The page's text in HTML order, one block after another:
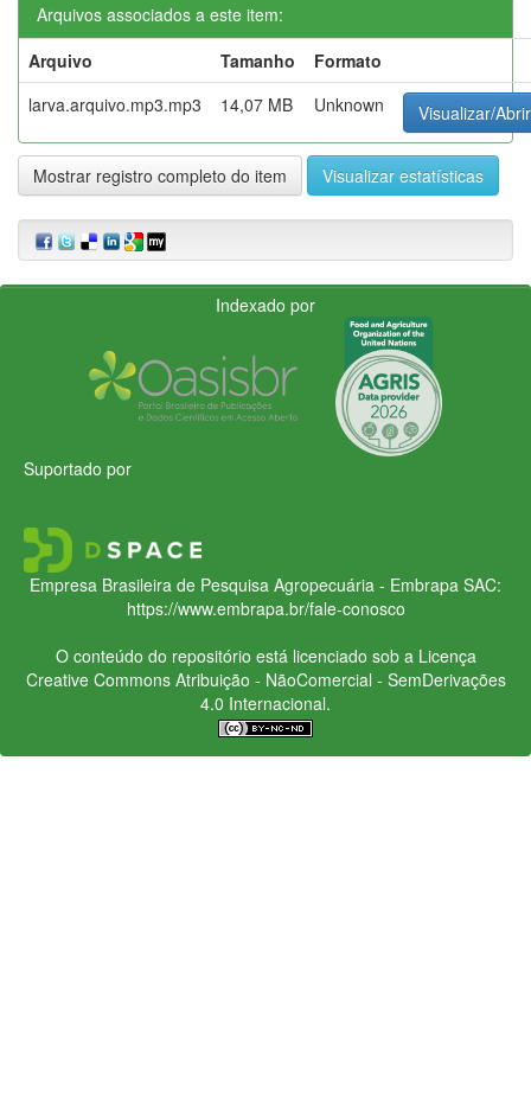
Arquivos associados a este item:
Arquivo
Tamanho
Formato
larva.arquivo.mp3.mp3
14,07 MB Unknown Visualizar/Abrir
Mostrar registro completo do item Visualizar estatísticas
Indexado por
Suportado por
Empresa Brasileira de Pesquisa Agropecuária - Embrapa SAC:
https://www.embrapa.br/fale-conosco
O conteúdo do repositório está licenciado sob a Licença
Creative CommonsAtribuição - NãoComercial - SemDerivações
4.0 Internacional.